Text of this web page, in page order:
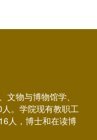
物与博物馆学、
。学院现有教职工
人，博士和在读博